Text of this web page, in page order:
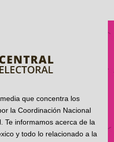
que concentra los
la Coordinación Nacional
Te informamos acerca de la
y todo lo relacionado a la